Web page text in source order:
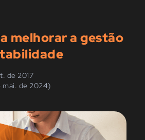
melhorar a gestão
de 2017
mai. de 2024)